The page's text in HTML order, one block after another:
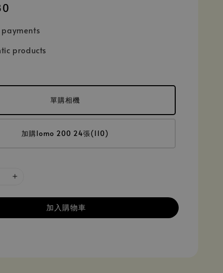
payments
products
單購相機
加購lomo 200 24張(110)
加入購物車